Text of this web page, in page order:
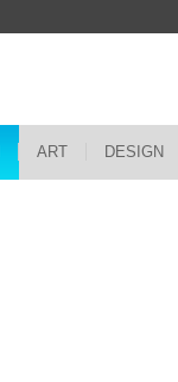
ART DESIGN